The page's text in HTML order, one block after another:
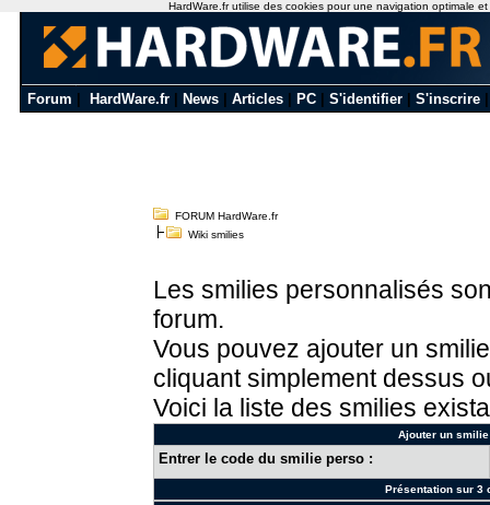
Forum HardWare.fr News Articles PC S'identifier S'inscrire
FORUM HardWare.fr
Wiki smilies
Les smilies personnalisés
forum.
Vous pouvez ajouter un
cliquant simplement dessus
Voici la liste des smilies
Ajouter un
Entrer le code du smilie perso :
Présentation sur 3
HardWare.fr utilise des cookies pour une navigation optimale